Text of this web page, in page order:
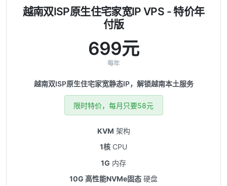
越南双ISP原生住宅家宽IP VPS - 特价年
付版
699元
每年
越南双ISP原生住宅家宽静态IP，解锁越南本土服务
限时特价，每月只要58元
KVM 架构
1核 CPU
1G 内存
10G 高性能NVMe固态 硬盘